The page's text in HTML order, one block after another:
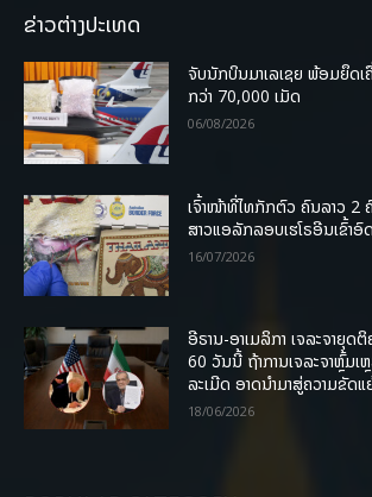
ຂ່າວຕ່າງປະເທດ
ຈັບນັກບິນມາເລເຊຍ ພ້ອມຍຶດເ
ກວ່າ 70,000 ເມັດ
06/08/2026
ເຈົ້າໜ້າທີ່ໄທກັກຕົວ ຄົນລາວ 2
ສາວແອລັກລອບເຮໂຣອີນເຂົ້າອົ
16/07/2026
ອີຣານ-ອາເມລິກາ ເຈລະຈາຍຸດ
60 ວັນນີ້ ຖ້າການເຈລະຈາຫຼົ້ມເ
ລະເມີດ ອາດນໍາມາສູ່ຄວາມຂັດແ
18/06/2026